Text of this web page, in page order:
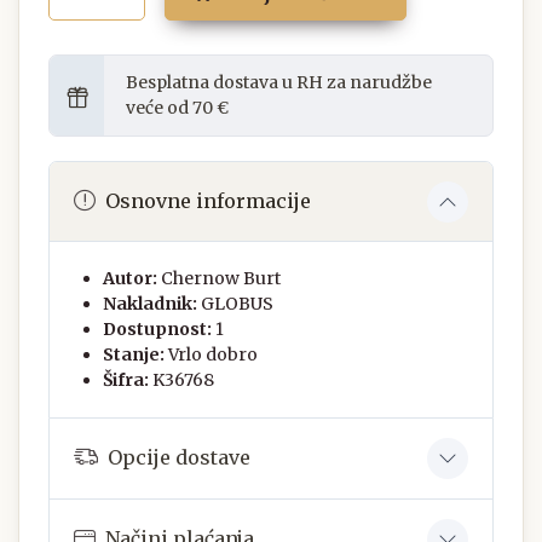
Besplatna dostava u RH za narudžbe
veće od 70 €
Osnovne informacije
Autor: Chernow Burt
Nakladnik: GLOBUS
Dostupnost: 1
Stanje:Vrlo dobro
Šifra: K36768
Opcije dostave